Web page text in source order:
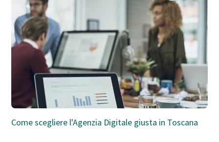
Come scegliere l'Agenzia Digitale giusta in Toscana